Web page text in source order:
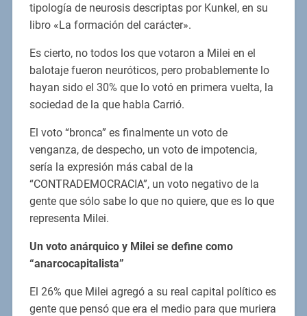
tipología de neurosis descriptas por Kunkel, en su
libro «La formación del carácter».
Es cierto, no todos los que votaron a Milei en el
balotaje fueron neuróticos, pero probablemente lo
hayan sido el 30% que lo votó en primera vuelta, la
sociedad de la que habla Carrió.
El voto “bronca” es finalmente un voto de
venganza, de despecho, un voto de impotencia,
sería la expresión más cabal de la
“CONTRADEMOCRACIA”, un voto negativo de la
gente que sólo sabe lo que no quiere, que es lo que
representa Milei.
Un voto anárquico y Milei se define como
“anarcocapitalista”
El 26% que Milei agregó a su real capital político es
gente que pensó que era el medio para que muriera